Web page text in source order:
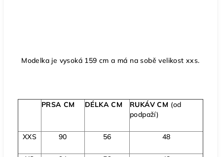
Modelka je vysoká 159 cm a má na sobě velikost xxs.
PRSA CM DÉLKA CM RUKÁV CM (od
podpaží)
XXS 90 56 48